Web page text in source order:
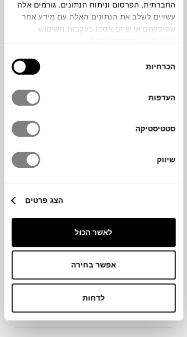
החברתית, הפרסום וניתוח הנתונים. גורמים אלה
עשויים לשלב את הנתונים האלה עם מידע אחר
שסיפקתם או שהם אספו בעקבות השימוש
הסכמה
הכרחיות
העדפות
סטטיסטיקה
שיווק
הצג פרטים
לאשר הכול
אפשר בחירה
לדחות
צבעים
כורסה מעוצבת ומינימליסטית של המותג השוודי
ואוורירי וריפוד רך ומפנק בגוון ירוק בקבוק.
מותג
86X80X100H ס"מ
מק"ט
פרטים נוספים